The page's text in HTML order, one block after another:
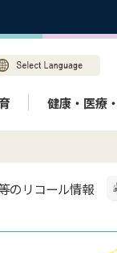
健康・医療
のリコール情報